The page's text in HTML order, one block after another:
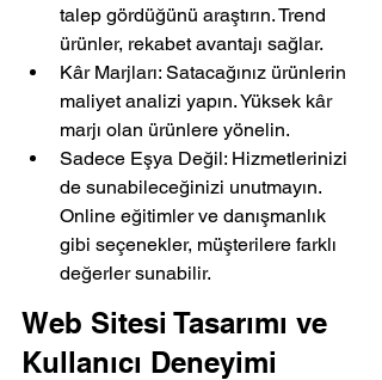
talep gördüğünü araştırın. Trend
ürünler, rekabet avantajı sağlar.
Kâr Marjları: Satacağınız ürünlerin
maliyet analizi yapın. Yüksek kâr
marjı olan ürünlere yönelin.
Sadece Eşya Değil: Hizmetlerinizi
de sunabileceğinizi unutmayın.
Online eğitimler ve danışmanlık
gibi seçenekler, müşterilere farklı
değerler sunabilir.
Web Sitesi Tasarımı ve
Kullanıcı Deneyimi